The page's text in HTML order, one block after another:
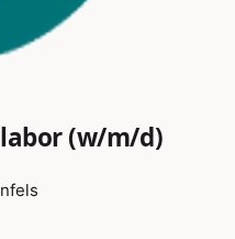
(w/m/d)